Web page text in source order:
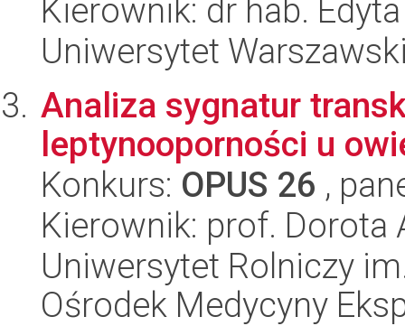
Kierownik: dr hab.
Uniwersytet
Analiza sygnatur
leptynooporności u
Konkurs: OPUS 26 ,
Kierownik: prof. Dorota
Uniwersytet Rolniczy
Ośrodek Medycyny